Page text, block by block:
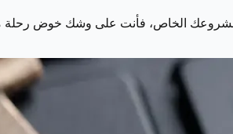
مشروعك الخاص، فأنت على وشك خوض رحلة